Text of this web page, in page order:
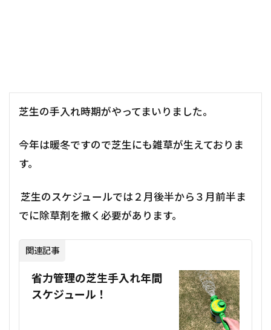
芝生の手入れ時期がやってまいりました。
今年は暖冬ですので芝生にも雑草が生えておりま
す。
芝生のスケジュールでは２月後半から３月前半ま
でに除草剤を撒く必要があります。
関連記事
省力管理の芝生手入れ年間
スケジュール！